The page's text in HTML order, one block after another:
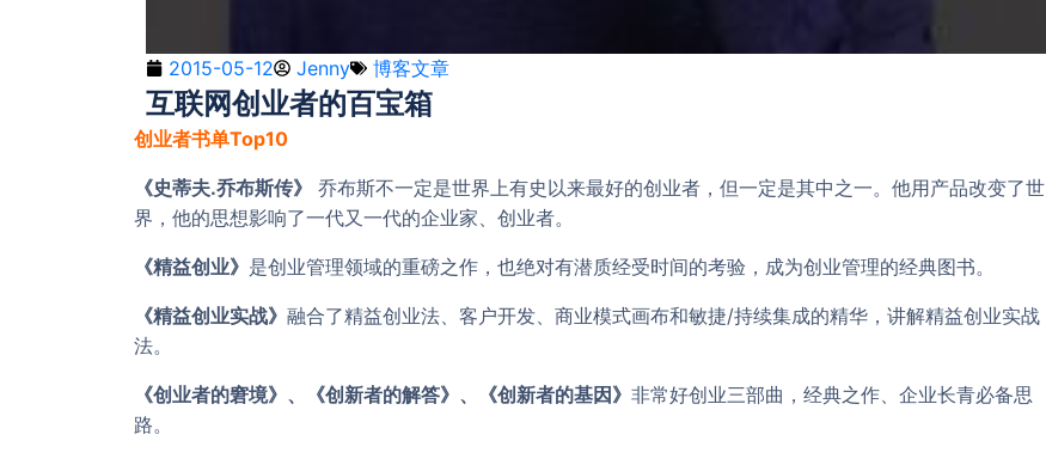
2015-05-12 Jenny 博客文章
互联网创业者的百宝箱
创业者书单Top10
《史蒂夫.乔布斯传》
乔布斯不一定是世界上有史以来最好的创业者，但一定是其中之一。他用产品改变了世
界，他的思想影响了一代又一代的企业家、创业者。
《精益创业》 是创业管理领域的重磅之作，也绝对有潜质经受时间的考验，成为创业管理的经典图书。
《精益创业实战》 融合了精益创业法、客户开发、商业模式画布和敏捷/持续集成的精华，讲解精益创业实战
法。
《创业者的窘境》、《创新者的解答》、《创新者的基因》 非常好创业三部曲，经典之作、企业长青必备思
路。